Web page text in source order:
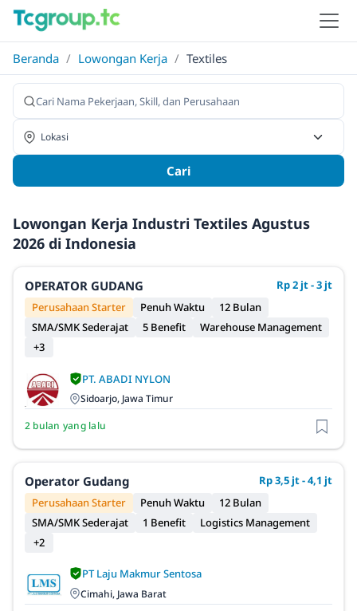
Beranda / Lowongan Kerja / Textiles
Cari
Lowongan Kerja Industri Textiles Agustus
2026 di Indonesia
OPERATOR GUDANG
Rp 2 jt - 3 jt
Perusahaan Starter
Penuh Waktu
12 Bulan
SMA/SMK Sederajat
5 Benefit
Warehouse Management
+3
PT. ABADI NYLON
Sidoarjo, Jawa Timur
2 bulan yang lalu
Operator Gudang
Rp 3,5 jt - 4,1 jt
Perusahaan Starter
Penuh Waktu
12 Bulan
SMA/SMK Sederajat
1 Benefit
Logistics Management
+2
PT Laju Makmur Sentosa
Cimahi, Jawa Barat